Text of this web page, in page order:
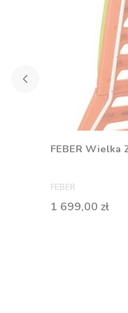
PRODUCENT
FEBER
Cena
1 699,00 zł